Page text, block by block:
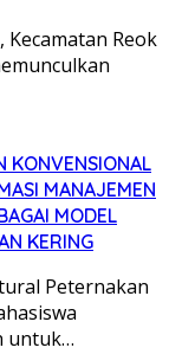
Kecamatan Reok
KONVENSIONAL
MANAJEMEN
MODEL
KERING
Peternakan
untuk…